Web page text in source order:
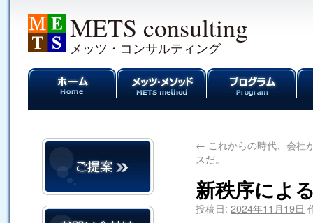
METS consulting
メッツ・コンサルティング
← これからの時代、会社
スだ。
新秩序によ
投稿日: 2024年11月19日